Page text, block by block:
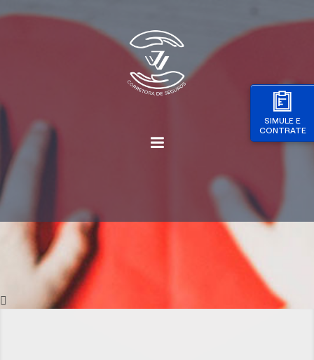
SIMULE E
CONTRATE